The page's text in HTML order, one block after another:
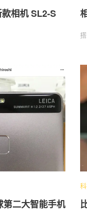
款相机 SL2-S
二大智能手机